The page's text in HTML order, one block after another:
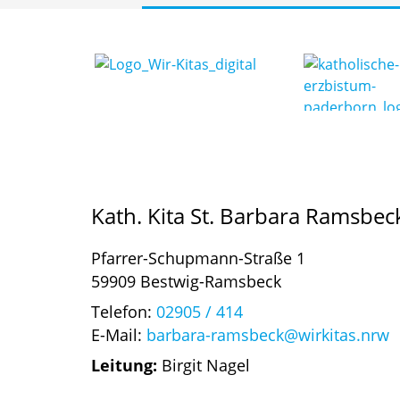
Kath. Kita St. Barbara
Pfarrer-Schupmann-Straße 1
59909 Bestwig-Ramsbeck
Telefon: 02905 / 414
E-Mail: barbara-ramsbeck@wirkitas.nrw
Leitung: Birgit Nagel